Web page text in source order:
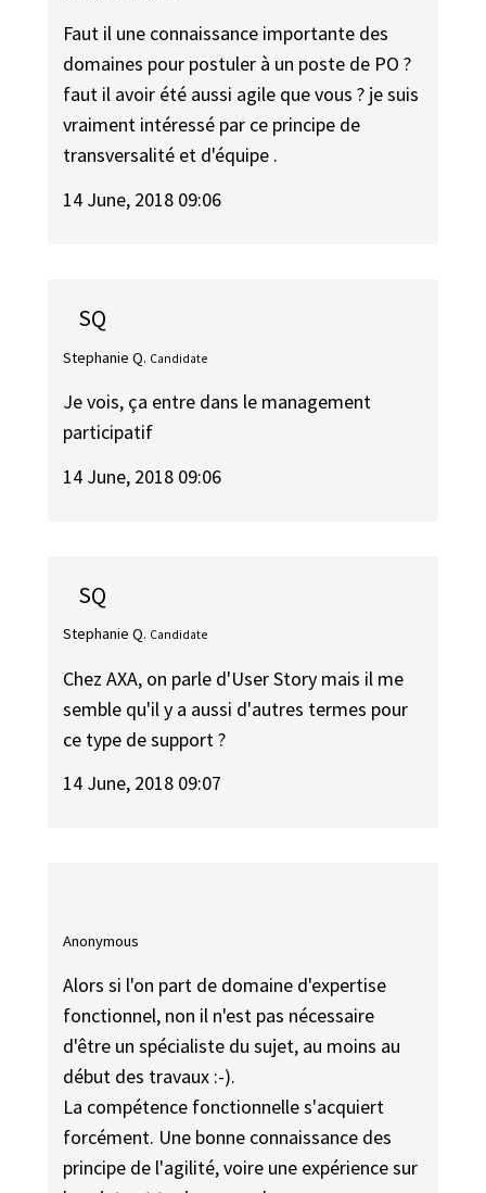
Faut il une connaissance importante des
domaines pour postuler à un poste de PO ?
faut il avoir été aussi agile que vous ? je suis
vraiment intéressé par ce principe de
transversalité et d'équipe .
14 June, 2018 09:06
SQ
Stephanie Q. Candidate
Je vois, ça entre dans le management
participatif
14 June, 2018 09:06
SQ
Stephanie Q. Candidate
Chez AXA, on parle d'User Story mais il me
semble qu'il y a aussi d'autres termes pour
ce type de support ?
14 June, 2018 09:07
Anonymous
Alors si l'on part de domaine d'expertise
fonctionnel, non il n'est pas nécessaire
d'être un spécialiste du sujet, au moins au
début des travaux :-).
La compétence fonctionnelle s'acquiert
forcément. Une bonne connaissance des
principe de l'agilité, voire une expérience sur